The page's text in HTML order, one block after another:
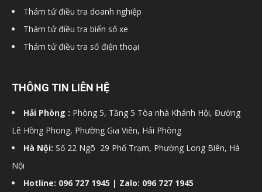
Giss
Thám tử điều tra doanh nghiệp
Thám tử điều tra biển số xe
Thám tử điều tra số điện thoại
THÔNG TIN LIÊN HỆ
Hải Phòng : Phòng 5, Tầng 5 Tòa nhà Khánh Hội, Đường
Lê Hồng Phong, Phường Gia Viên, Hải Phòng
Hà Nội: Số 22 Ngõ 29 Phố Trạm, Phường Long Biên, Hà
Nội
Hotline: 096 727 1945 | Zalo: 096 727 1945